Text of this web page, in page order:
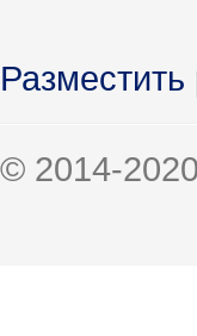
© 2014-